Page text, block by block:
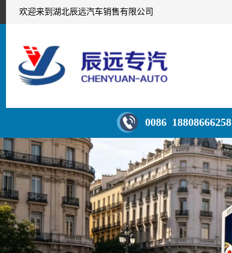
欢迎来到湖北辰远汽车销售有限公司
0086 18808666258